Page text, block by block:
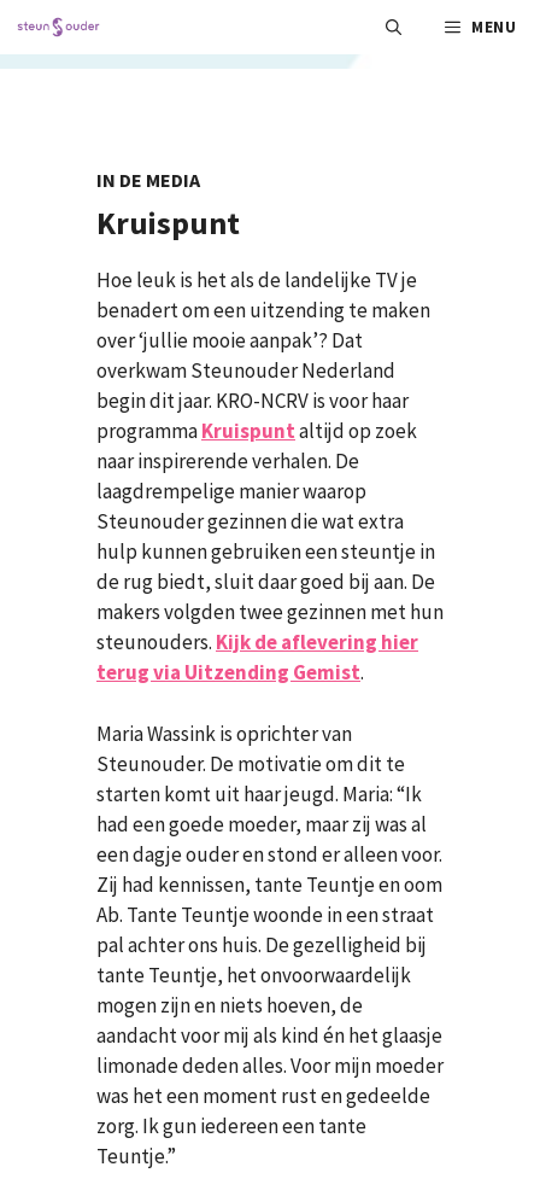
de
MENU
IN DE MEDIA
Kruispunt
Hoe leuk is het als de landelijke TV je
benadert om een uitzending te maken
over ‘jullie mooie aanpak’? Dat
overkwam Steunouder Nederland
begin dit jaar. KRO-NCRV is voor haar
programmaKruispuntaltijd op zoek
naar inspirerende verhalen. De
laagdrempelige manier waarop
Steunouder gezinnen die wat extra
hulp kunnen gebruiken een steuntje in
de rug biedt, sluit daar goed bij aan. De
makers volgden twee gezinnen met hun
steunouders. Kijk de aflevering hier
terug via Uitzending Gemist.
Maria Wassink is oprichter van
Steunouder. De motivatie om dit te
starten komt uit haar jeugd. Maria: “Ik
had een goede moeder, maar zij was al
een dagje ouder en stond er alleen voor.
Zij had kennissen, tante Teuntje en oom
Ab. Tante Teuntje woonde in een straat
pal achter ons huis. De gezelligheid bij
tante Teuntje, het onvoorwaardelijk
mogen zijn en niets hoeven, de
aandacht voor mij als kind én het glaasje
limonade deden alles. Voor mijn moeder
was het een moment rust en gedeelde
zorg. Ik gun iedereen een tante
Teuntje.”